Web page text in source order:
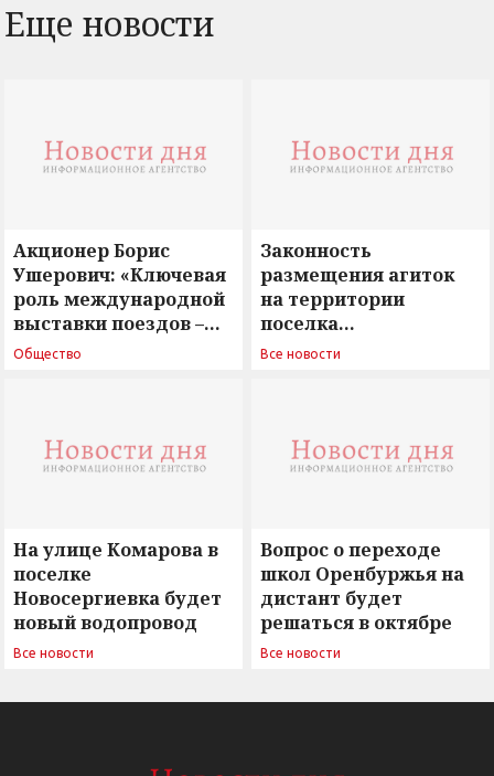
Еще новости
Акционер Борис
Ушерович: «Ключевая
роль международной
выставки поездов –
поиск ответов на
Общество
Законность
размещения агиток
на территории
поселка
Новосергиевка
Все новости
На улице Комарова в
поселке
Новосергиевка будет
новый водопровод
Все новости
Вопрос о переходе
школ Оренбуржья на
дистант будет
решаться в октябре
Все новости